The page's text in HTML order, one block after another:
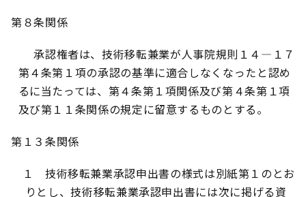
第８条関係
承認権者は、技術移転兼業が人事院規則１４ ― １７
第４条第１項の承認の基準に適合しなくなったと認め
るに当たっては、第４条第１項関係及び第４条第１項
及び第１１条関係の規定に留意するものとする。
第１３条関係
１ 技術移転兼業承認申出書の様式は別紙第１のとお
りとし、技術移転兼業承認申出書には次に掲げる資